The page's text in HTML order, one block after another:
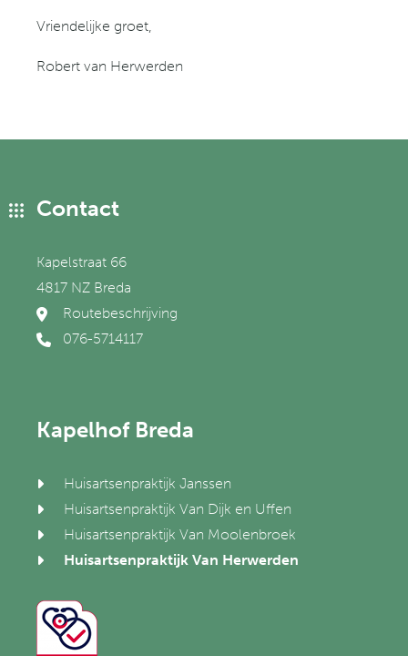
Vriendelijke groet,
Robert van Herwerden
Contact
Kapelstraat 66
4817 NZ Breda
Routebeschrijving
076-5714117
Kapelhof Breda
Huisartsenpraktijk Janssen
Huisartsenpraktijk Van Dijk en Uffen
Huisartsenpraktijk Van Moolenbroek
Huisartsenpraktijk Van Herwerden